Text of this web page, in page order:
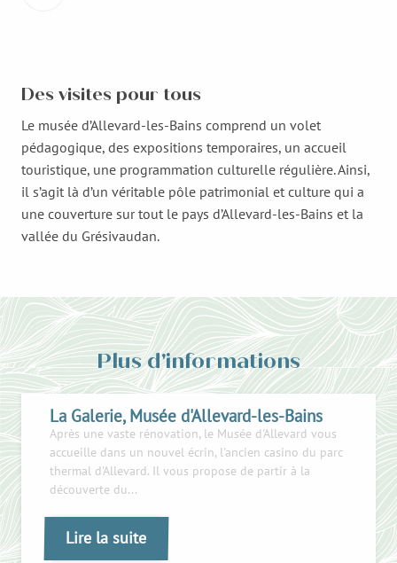
Des visites pour tous
Le musée d’Allevard-les-Bains comprend un volet
pédagogique, des expositions temporaires, un accueil
touristique, une programmation culturelle régulière. Ainsi,
il s’agit là d’un véritable pôle patrimonial et culture qui a
une couverture sur tout le pays d’Allevard-les-Bains et la
vallée du Grésivaudan.
Plus d'informations
La Galerie, Musée d'Allevard-les-Bains
Après une vaste rénovation, le Musée d'Allevard vous
accueille dans un nouvel écrin, l'ancien casino du parc
thermal d'Allevard. Il vous propose de partir à la
découverte du...
Lire la suite